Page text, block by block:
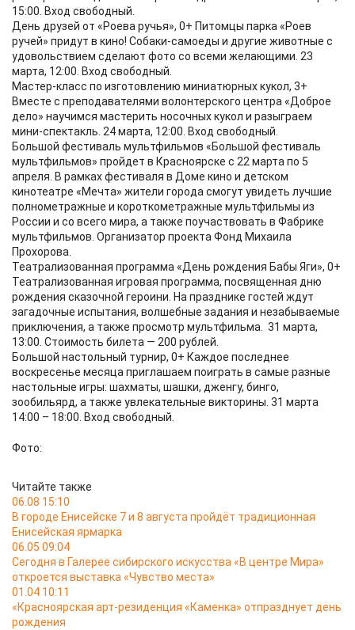
15:00. Вход свободный.
День друзей от «Роева ручья», 0+ Питомцы парка «Роев
ручей» придут в кино! Собаки-самоеды и другие животные с
удовольствием сделают фото со всеми желающими. 23
марта, 12:00. Вход свободный.
Мастер-класс по изготовлению миниатюрных кукол, 3+
Вместе с преподавателями волонтерского центра «Доброе
дело» научимся мастерить носочных кукол и разыграем
мини-спектакль. 24 марта, 12:00. Вход свободный.
Большой фестиваль мультфильмов «Большой фестиваль
мультфильмов» пройдет в Красноярске с 22 марта по 5
апреля. В рамках фестиваля в Доме кино и детском
кинотеатре «Мечта» жители города смогут увидеть лучшие
полнометражные и короткометражные мультфильмы из
России и со всего мира, а также поучаствовать в Фабрике
мультфильмов. Организатор проекта Фонд Михаила
Прохорова.
Театрализованная программа «День рождения Бабы Яги», 0+
Театрализованная игровая программа, посвященная дню
рождения сказочной героини. На празднике гостей ждут
загадочные испытания, волшебные задания и незабываемые
приключения, а также просмотр мультфильма. 31 марта,
13:00. Стоимость билета — 200 рублей.
Большой настольный турнир, 0+ Каждое последнее
воскресенье месяца приглашаем поиграть в самые разные
настольные игры: шахматы, шашки, дженгу, бинго,
зообильярд, а также увлекательные викторины. 31 марта
14:00 – 18:00. Вход свободный.
Фото:
Читайте также
06.08 15:10
В городе Енисейске 7 и 8 августа пройдёт традиционная
Енисейская ярмарка
06.05 09:04
Сегодня в Галерее сибирского искусства «В центре Мира»
откроется выставка «Чувство места»
01.04 10:11
«Красноярская арт-резиденция «Каменка» отпразднует день
рождения